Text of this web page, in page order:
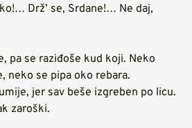
Drž’ se, Srdane!… Ne daj,
pa se raziđoše kud koji. Neko
neko se pipa oko rebara.
jer sav beše izgreben po licu.
zaroški.